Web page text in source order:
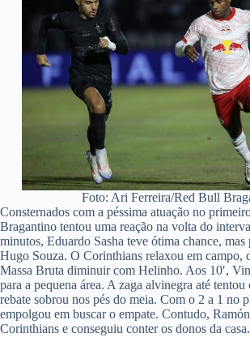
Foto: Ari Ferreira/Red Bull
Consternados com a péssima atuação no
Bragantino tentou uma reação na volta do
minutos, Eduardo Sasha teve ótima chance, mas
Hugo Souza. O Corinthians relaxou em campo,
Massa Bruta diminuir com Helinho. Aos 10′,
para a pequena área. A zaga alvinegra até tentou
rebate sobrou nos pés do meia. Com o 2 a 1 no
empolgou em buscar o empate. Contudo,
Corinthians e conseguiu conter os donos da casa.